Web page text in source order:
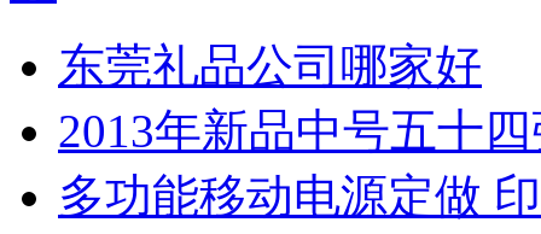
东莞礼品公司哪家好
2013年新品中号五十
多功能移动电源定做